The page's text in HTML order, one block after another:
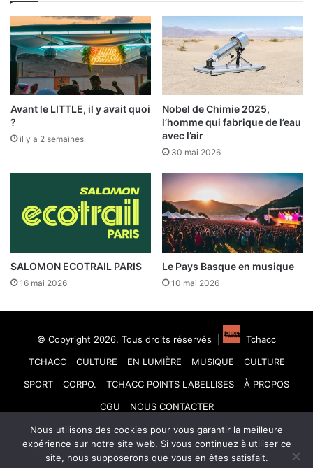
Avant le LITTLE, il y avait quoi
?
il y a 2 semaines
Nobel de Chimie 2025,
l’homme qui fabrique de l’eau
avec l’air
30 mai 2026
SALOMON ECOTRAIL PARIS
16 mai 2026
Le Pays Basque en musique
10 mai 2026
© Copyright 2026, Tous droits réservés |
Tchacc
TCHACC
CULTURE EN LUMIÈRE MUSIQUE
CULTURE
SPORT
CORPO. TCHACC POINTS LABELLISES
À PROPOS
CGU
NOUS CONTACTER
Facebook
X LinkedinYouTubeInstagram
TikTok
Nous utilisons des cookies pour vous garantir la meilleure
expérience sur notre site web. Si vous continuez à utiliser ce
site, nous supposerons que vous en êtes satisfait.